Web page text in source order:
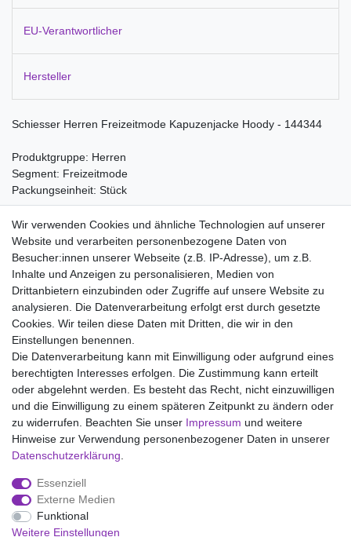
EU-Verantwortlicher
Hersteller
Schiesser Herren Freizeitmode Kapuzenjacke Hoody - 144344
Produktgruppe: Herren
Segment: Freizeitmode
Packungseinheit: Stück
Material:
80% Baumwolle
20% Polyester
Wir liefern mit DHL (auch Samstags)
Kostenloser Versand
14 Tage Rückgaberecht
Impressum Daten­schutz­erklärung AGB
Widerrufs­recht
Wir verwenden Cookies und ähnliche Technologien auf unserer
Website und verarbeiten personenbezogene Daten von
Besucher:innen unserer Webseite (z.B. IP-Adresse), um z.B.
Inhalte und Anzeigen zu personalisieren, Medien von
Drittanbietern einzubinden oder Zugriffe auf unsere Website zu
analysieren. Die Datenverarbeitung erfolgt erst durch gesetzte
Cookies. Wir teilen diese Daten mit Dritten, die wir in den
Einstellungen benennen.
Die Datenverarbeitung kann mit Einwilligung oder aufgrund eines
berechtigten Interesses erfolgen. Die Zustimmung kann erteilt
oder abgelehnt werden. Es besteht das Recht, nicht einzuwilligen
und die Einwilligung zu einem späteren Zeitpunkt zu ändern oder
zu widerrufen. Beachten Sie unser Impressum und weitere
Hinweise zur Verwendung personenbezogener Daten in unserer
Daten­schutz­erklärung
Essenziell
Externe Medien
Funktional
Weitere Einstellungen